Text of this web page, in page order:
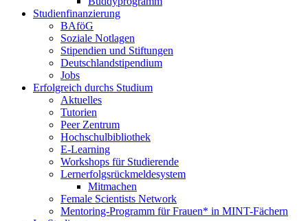
Studienfinanzierung
BAföG
Soziale Notlagen
Stipendien und Stiftungen
Deutschlandstipendium
Jobs
Erfolgreich durchs Studium
Aktuelles
Tutorien
Peer Zentrum
Hochschulbibliothek
E-Learning
Workshops für Studierende
Lernerfolgsrückmeldesystem
Mitmachen
Female Scientists Network
Mentoring-Programm für Frauen* in MINT-Fächern